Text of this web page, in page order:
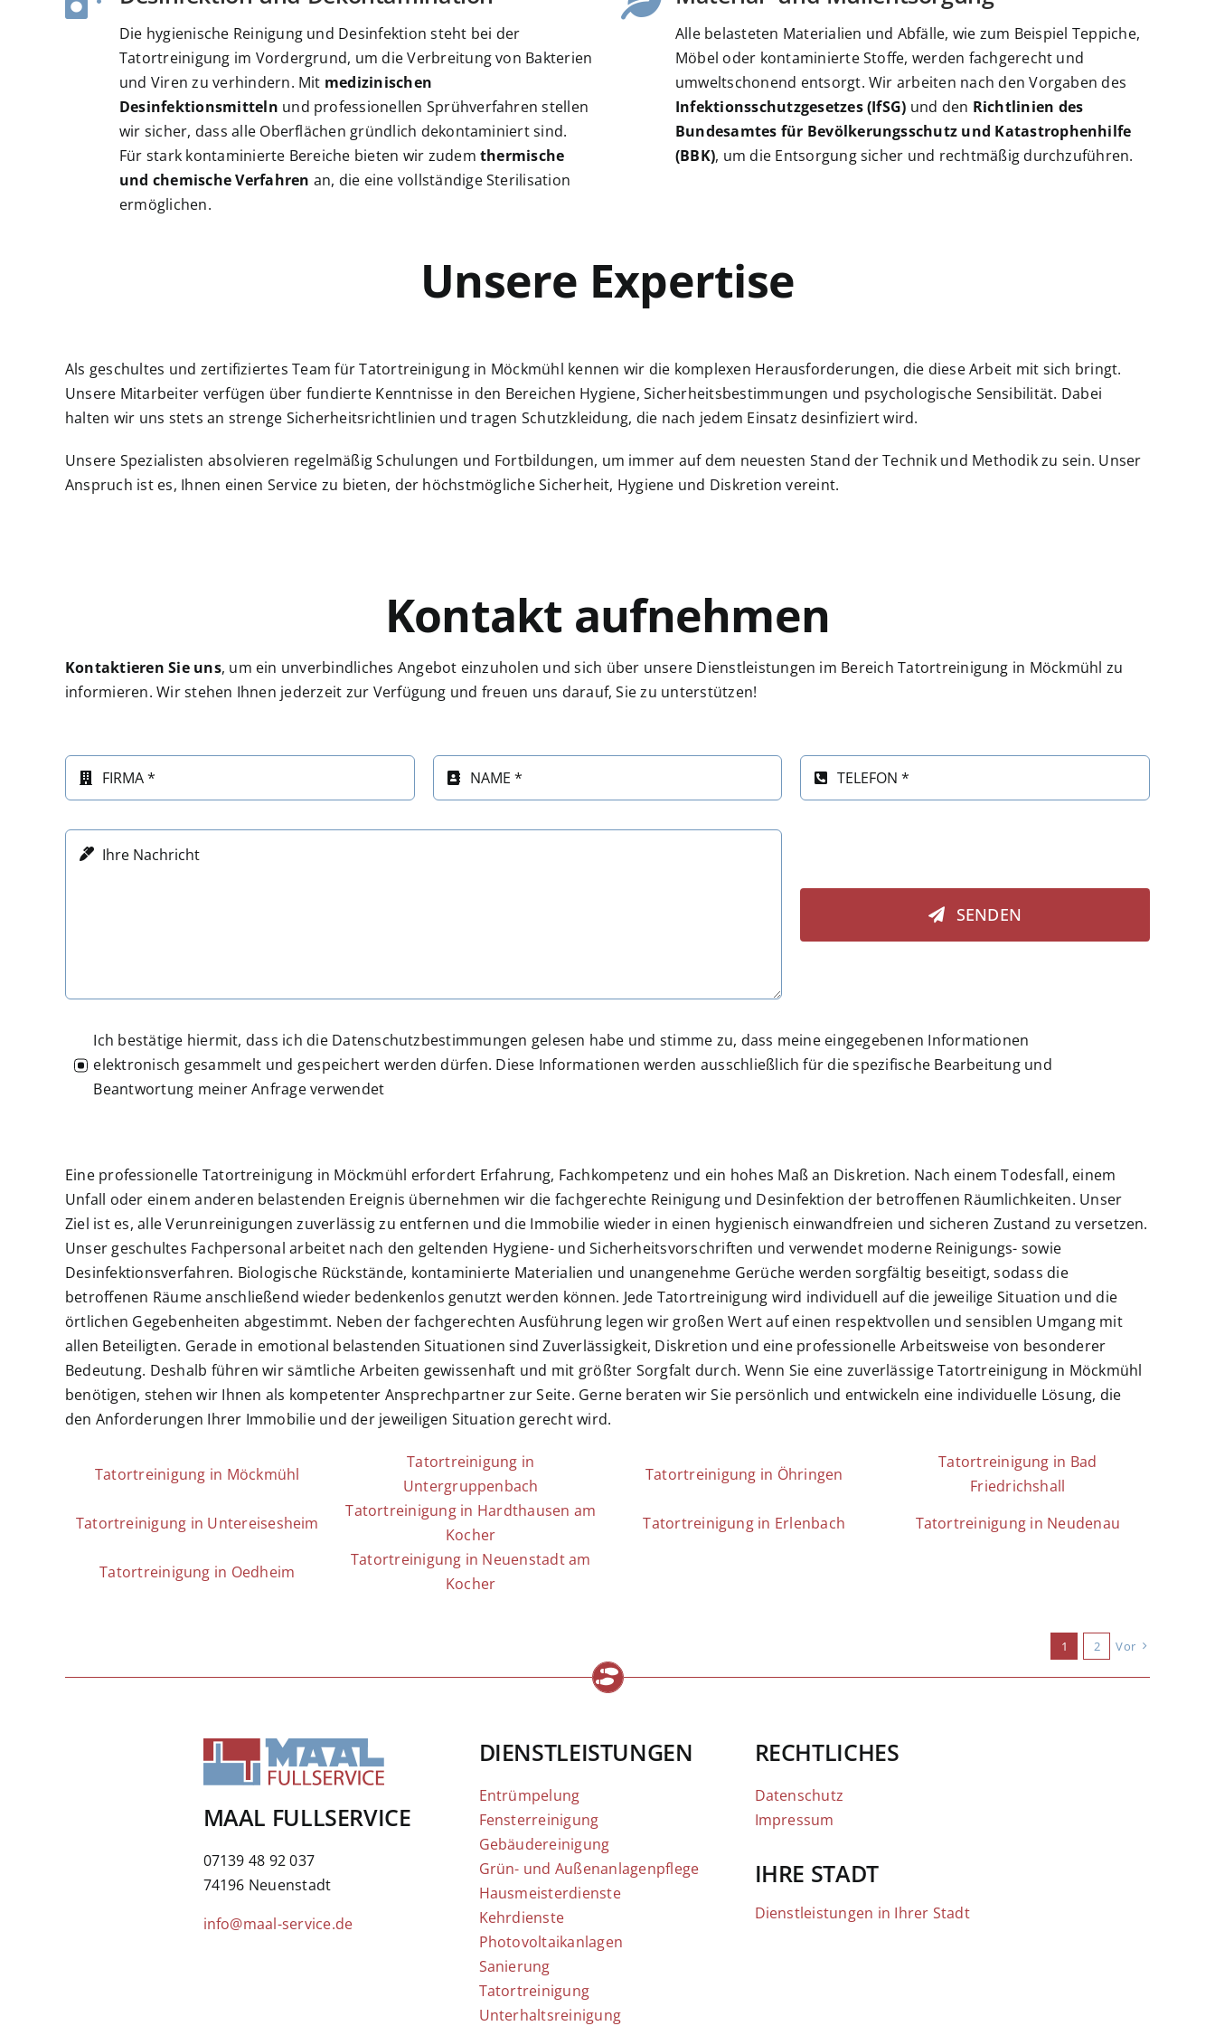
und freuen uns, auch in Zukunft
mit so einem zuverlässigen
Partner zusammenzuarbeiten.
Vielen Dank für den großartigen
Die hygienische Reinigung und Desinfektion steht bei der
Tatortreinigung im Vordergrund, um die Verbreitung von Bakterien
und Viren zu verhindern. Mit medizinischen
Desinfektionsmitteln und professionellen Sprühverfahren stellen
wir sicher, dass alle Oberflächen gründlich dekontaminiert sind.
Für stark kontaminierte Bereiche bieten wir zudem thermische
und chemische Verfahren an, die eine vollständige Sterilisation
ermöglichen.
Alle belasteten Materialien und Abfälle, wie zum Beispiel Teppiche,
Möbel oder kontaminierte Stoffe, werden fachgerecht und
umweltschonend entsorgt. Wir arbeiten nach den Vorgaben des
Infektionsschutzgesetzes (IfSG) und den Richtlinien des
Bundesamtes für Bevölkerungsschutz und Katastrophenhilfe
(BBK), um die Entsorgung sicher und rechtmäßig durchzuführen.
Unsere Expertise
Als geschultes und zertifiziertes Team für Tatortreinigung in Möckmühl kennen wir die komplexen Herausforderungen, die diese Arbeit mit sich bringt.
Unsere Mitarbeiter verfügen über fundierte Kenntnisse in den Bereichen Hygiene, Sicherheitsbestimmungen und psychologische Sensibilität. Dabei
halten wir uns stets an strenge Sicherheitsrichtlinien und tragen Schutzkleidung, die nach jedem Einsatz desinfiziert wird.
Unsere Spezialisten absolvieren regelmäßig Schulungen und Fortbildungen, um immer auf dem neuesten Stand der Technik und Methodik zu sein. Unser
Anspruch ist es, Ihnen einen Service zu bieten, der höchstmögliche Sicherheit, Hygiene und Diskretion vereint.
Kontakt aufnehmen
Kontaktieren Sie uns, um ein unverbindliches Angebot einzuholen und sich über unsere Dienstleistungen im Bereich Tatortreinigung in Möckmühl zu
informieren. Wir stehen Ihnen jederzeit zur Verfügung und freuen uns darauf, Sie zu unterstützen!
SENDEN
Ich bestätige hiermit, dass ich die Datenschutzbestimmungen gelesen habe und stimme zu, dass meine eingegebenen Informationen
elektronisch gesammelt und gespeichert werden dürfen. Diese Informationen werden ausschließlich für die spezifische Bearbeitung und
Beantwortung meiner Anfrage verwendet
Eine professionelle Tatortreinigung in Möckmühl erfordert Erfahrung, Fachkompetenz und ein hohes Maß an Diskretion. Nach einem Todesfall, einem
Unfall oder einem anderen belastenden Ereignis übernehmen wir die fachgerechte Reinigung und Desinfektion der betroffenen Räumlichkeiten. Unser
Ziel ist es, alle Verunreinigungen zuverlässig zu entfernen und die Immobilie wieder in einen hygienisch einwandfreien und sicheren Zustand zu versetzen.
Unser geschultes Fachpersonal arbeitet nach den geltenden Hygiene- und Sicherheitsvorschriften und verwendet moderne Reinigungs- sowie
Desinfektionsverfahren. Biologische Rückstände, kontaminierte Materialien und unangenehme Gerüche werden sorgfältig beseitigt, sodass die
betroffenen Räume anschließend wieder bedenkenlos genutzt werden können. Jede Tatortreinigung wird individuell auf die jeweilige Situation und die
örtlichen Gegebenheiten abgestimmt. Neben der fachgerechten Ausführung legen wir großen Wert auf einen respektvollen und sensiblen Umgang mit
allen Beteiligten. Gerade in emotional belastenden Situationen sind Zuverlässigkeit, Diskretion und eine professionelle Arbeitsweise von besonderer
Bedeutung. Deshalb führen wir sämtliche Arbeiten gewissenhaft und mit größter Sorgfalt durch. Wenn Sie eine zuverlässige Tatortreinigung in Möckmühl
benötigen, stehen wir Ihnen als kompetenter Ansprechpartner zur Seite. Gerne beraten wir Sie persönlich und entwickeln eine individuelle Lösung, die
den Anforderungen Ihrer Immobilie und der jeweiligen Situation gerecht wird.
Tatortreinigung in Möckmühl
Tatortreinigung in
Untergruppenbach
Tatortreinigung in Öhringen
Tatortreinigung in Bad
Friedrichshall
Tatortreinigung in Untereisesheim
Tatortreinigung in Hardthausen am
Kocher
Tatortreinigung in Erlenbach Tatortreinigung in Neudenau
Tatortreinigung in Oedheim
Tatortreinigung in Neuenstadt am
Kocher
1 2 Vor
MAAL FULLSERVICE
07139 48 92 037
74196 Neuenstadt
info@maal-service.de
DIENSTLEISTUNGEN
Entrümpelung
Fensterreinigung
Gebäudereinigung
Grün- und Außenanlagenpflege
Hausmeisterdienste
Kehrdienste
Photovoltaikanlagen
Sanierung
Tatortreinigung
Unterhaltsreinigung
RECHTLICHES
Datenschutz
Impressum
IHRE STADT
Dienstleistungen in Ihrer Stadt